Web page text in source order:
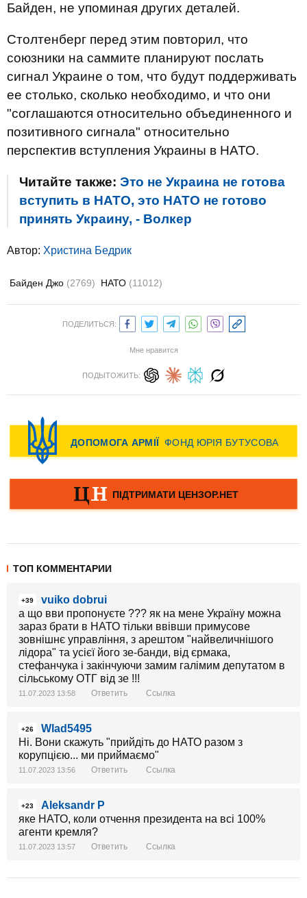
Байден, не упоминая других деталей.
Столтенберг перед этим повторил, что
союзники на саммите планируют послать
сигнал Украине о том, что будут поддерживать
ее столько, сколько необходимо, и что они
"соглашаются относительно объединенного и
позитивного сигнала" относительно
перспектив вступления Украины в НАТО.
Читайте также: Это не Украина не готова
вступить в НАТО, это НАТО не готово
принять Украину, - Волкер
Автор: Христина Бедрик
Байден Джо (2769) НАТО (11012)
ПОДЕЛИТЬСЯ:
Мне нравится
ПОДЫТОЖИТЬ:
ТОП КОММЕНТАРИИ
+39
vuiko dobrui
а що вви пропонуєте ??? як на мене Україну можна
зараз брати в НАТО тільки ввівши примусове
зовнішнє управління, з арештом "найвеличнішого
лідора" та усієї його зе-банди, від єрмака,
стефанчука і закінчуючи замим галімим депутатом в
сільському ОТГ від зе !!!
11.07.2023 13:58 Ответить Ссылка
+26
Wlad5495
Ні. Вони скажуть "прийдіть до НАТО разом з
корупцією... ми приймаємо"
11.07.2023 13:56 Ответить Ссылка
+23
Aleksandr P
яке НАТО, коли отчення президента на всі 100%
агенти кремля?
11.07.2023 13:57 Ответить Ссылка